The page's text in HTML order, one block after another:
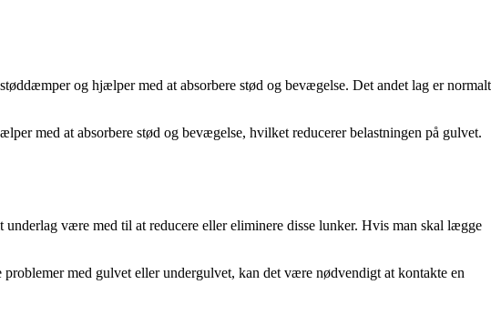
og hjælper med at absorbere stød og bevægelse. Det andet lag er normalt
med at absorbere stød og bevægelse, hvilket reducerer belastningen på gulvet.
være med til at reducere eller eliminere disse lunker. Hvis man skal lægge
med gulvet eller undergulvet, kan det være nødvendigt at kontakte en